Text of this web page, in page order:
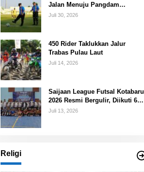
Jalan Menuju Pangdam
XXII/Tambun Bungai Cup
Juli 30, 2026
450 Rider Taklukkan Jalur
Trabas Pulau Laut
Juli 14, 2026
Saijaan League Futsal Kotabaru
2026 Resmi Bergulir, Diikuti 67
Tim
Juli 13, 2026
Religi